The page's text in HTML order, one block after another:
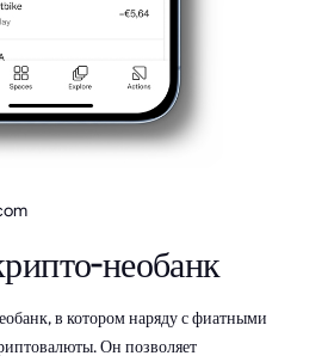
необанк
в котором наряду с фиатными
Он позволяет